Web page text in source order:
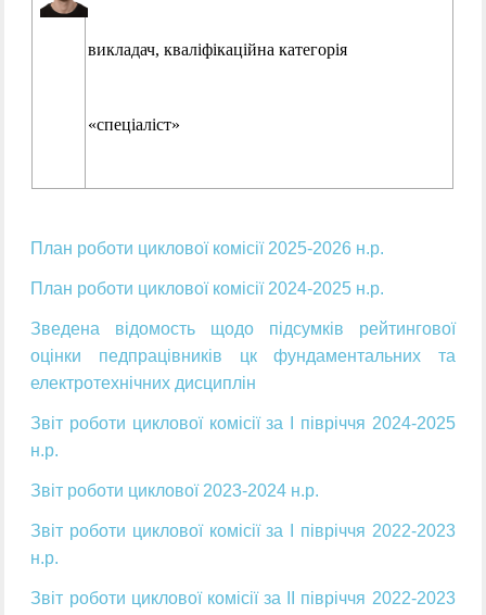
викладач,кваліфікаційна категорія
«спеціаліст»
План роботи циклової комісії 2025-2026 н.р.
План роботи циклової комісії 2024-2025 н.р.
Зведена відомость щодо підсумків рейтингової
оцінки педпрацівників цк фундаментальних та
електротехнічних дисциплін
Звіт роботи циклової комісії за І півріччя 2024-2025
н.р.
Звіт роботи циклової 2023-2024 н.р.
Звіт роботи циклової комісії за І півріччя 2022-2023
н.р.
Звіт роботи циклової комісії за ІІ півріччя 2022-2023